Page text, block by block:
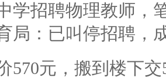
学招聘物理教师，
局：已叫停招聘，
570元，搬到楼下